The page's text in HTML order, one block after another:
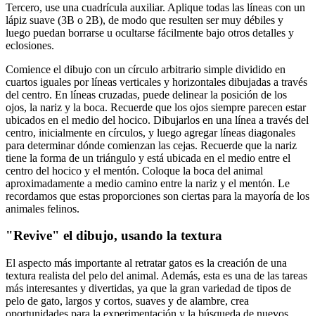
Tercero, use una cuadrícula auxiliar. Aplique todas las líneas con un
lápiz suave (3B o 2B), de modo que resulten ser muy débiles y
luego puedan borrarse u ocultarse fácilmente bajo otros detalles y
eclosiones.
Comience el dibujo con un círculo arbitrario simple dividido en
cuartos iguales por líneas verticales y horizontales dibujadas a través
del centro. En líneas cruzadas, puede delinear la posición de los
ojos, la nariz y la boca. Recuerde que los ojos siempre parecen estar
ubicados en el medio del hocico. Dibujarlos en una línea a través del
centro, inicialmente en círculos, y luego agregar líneas diagonales
para determinar dónde comienzan las cejas. Recuerde que la nariz
tiene la forma de un triángulo y está ubicada en el medio entre el
centro del hocico y el mentón. Coloque la boca del animal
aproximadamente a medio camino entre la nariz y el mentón. Le
recordamos que estas proporciones son ciertas para la mayoría de los
animales felinos.
"Revive" el dibujo, usando la textura
El aspecto más importante al retratar gatos es la creación de una
textura realista del pelo del animal. Además, esta es una de las tareas
más interesantes y divertidas, ya que la gran variedad de tipos de
pelo de gato, largos y cortos, suaves y de alambre, crea
oportunidades para la experimentación y la búsqueda de nuevos